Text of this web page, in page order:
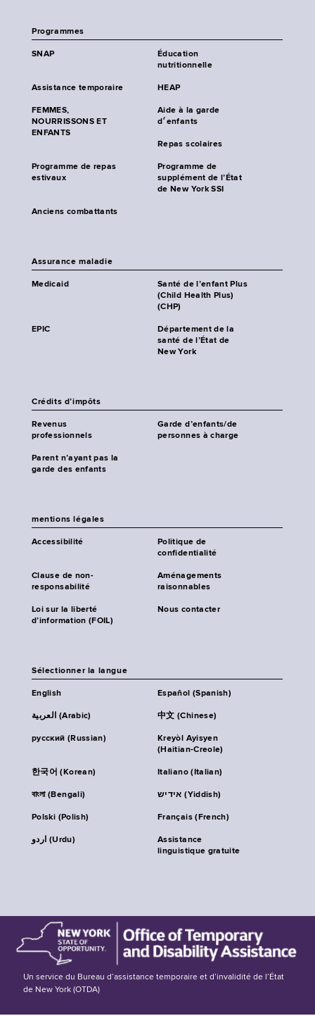
Programmes
SNAP
Éducation
nutritionnelle
Assistance temporaire HEAP
FEMMES,
NOURRISSONS ET
ENFANTS
Aide à la garde
d׳enfants
Repas scolaires
Programme de repas
estivaux
Programme de
supplément de l’État
de New York SSI
Anciens combattants
Assurance maladie
Medicaid
Santé de l’enfant Plus
(Child Health Plus)
(CHP)
EPIC
Département de la
santé de l’État de
New York
Crédits d’impôts
Revenus
professionnels
Garde d’enfants/de
personnes à charge
Parent n’ayant pas la
garde des enfants
mentions légales
Accessibilité
Politique de
confidentialité
Clause de non-
responsabilité
Aménagements
raisonnables
Loi sur la liberté
d’information (FOIL)
Nous contacter
Sélectionner la langue
English Español (Spanish)
العربية (Arabic) 中文 (Chinese)
русский (Russian)
Kreyòl Ayisyen
(Haitian-Creole)
한국어 (Korean) Italiano (Italian)
বাংলা (Bengali) אידיש (Yiddish)
Polski (Polish) Français (French)
اردو (Urdu)
Assistance
linguistique gratuite
Un service du Bureau d’assistance temporaire et d’invalidité de l’État
de New York (OTDA)